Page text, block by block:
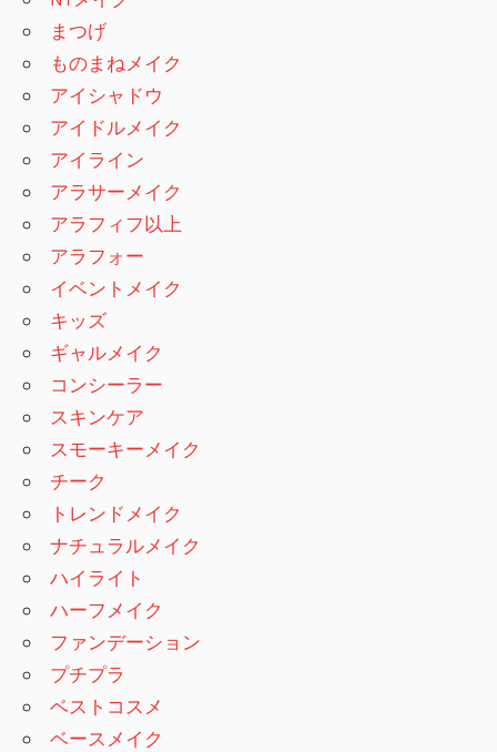
まつげ
ものまねメイク
アイシャドウ
アイドルメイク
アイライン
アラサーメイク
アラフィフ以上
アラフォー
イベントメイク
キッズ
ギャルメイク
コンシーラー
スキンケア
スモーキーメイク
チーク
トレンドメイク
ナチュラルメイク
ハイライト
ハーフメイク
ファンデーション
プチプラ
ベストコスメ
ベースメイク